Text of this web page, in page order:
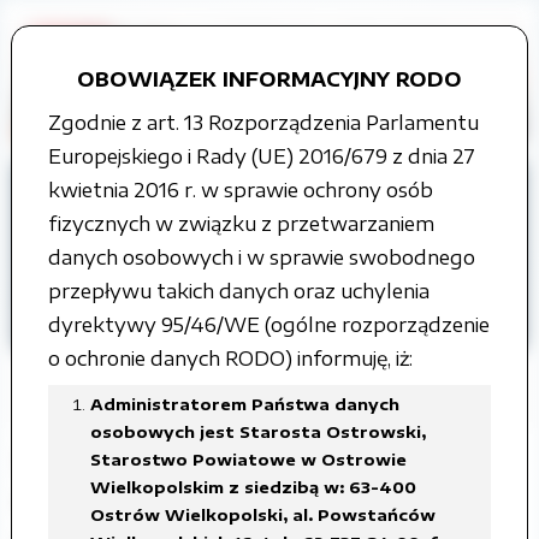
OBOWIĄZEK INFORMACYJNY RODO
Zgodnie z art. 13 Rozporządzenia Parlamentu
Europejskiego i Rady (UE) 2016/679 z dnia 27
kwietnia 2016 r. w sprawie ochrony osób
fizycznych w związku z przetwarzaniem
danych osobowych i w sprawie swobodnego
przepływu takich danych oraz uchylenia
dyrektywy 95/46/WE (ogólne rozporządzenie
o ochronie danych RODO) informuję, iż:
Administratorem Państwa danych
osobowych jest Starosta Ostrowski,
Starostwo Powiatowe w Ostrowie
Wielkopolskim z siedzibą w: 63-400
Ostrów Wielkopolski, al. Powstańców
Strona główna
Organy władzy publicznej
Rada Powiatu
Projekty uchwał Rady Powiatu
VII kadencja
XXVI sesja Rady Powiatu
Ostrowskiego, 24 kwietnia 2026